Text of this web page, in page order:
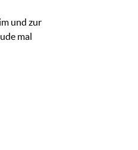
und zur
mal